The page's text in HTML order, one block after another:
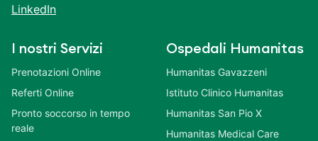
LinkedIn
I nostri Servizi
Prenotazioni Online
Referti Online
Pronto soccorso in tempo
reale
Ospedali Humanitas
Humanitas Gavazzeni
Istituto Clinico Humanitas
Humanitas San Pio X
Humanitas Medical Care